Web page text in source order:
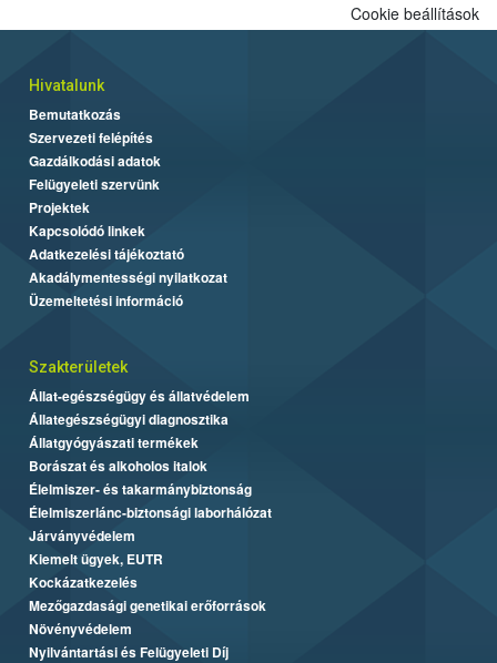
Cookie beállítások
Hivatalunk
Bemutatkozás
Szervezeti felépítés
Gazdálkodási adatok
Felügyeleti szervünk
Projektek
Kapcsolódó linkek
Adatkezelési tájékoztató
Akadálymentességi nyilatkozat
Üzemeltetési információ
Szakterületek
Állat-egészségügy és állatvédelem
Állategészségügyi diagnosztika
Állatgyógyászati termékek
Borászat és alkoholos italok
Élelmiszer- és takarmánybiztonság
Élelmiszerlánc-biztonsági laborhálózat
Járványvédelem
Kiemelt ügyek, EUTR
Kockázatkezelés
Mezőgazdasági genetikai erőforrások
Növényvédelem
Nyilvántartási és Felügyeleti Díj